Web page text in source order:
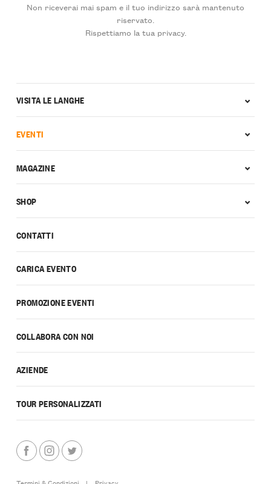
Non riceverai mai spam e il tuo indirizzo sarà mantenuto
riservato.
Rispettiamo la tua privacy.
CONTATTI
CARICA EVENTO
PROMOZIONE EVENTI
COLLABORA CON NOI
AZIENDE
TOUR PERSONALIZZATI
VISITA LE LANGHE
EVENTI
MAGAZINE
SHOP